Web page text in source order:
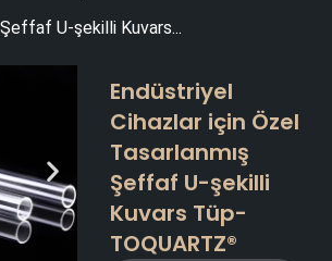
U-şekilli Kuvars...
Endüstriyel
Cihazlar için Özel
Tasarlanmış
Şeffaf U-şekilli
Kuvars Tüp-
TOQUARTZ®